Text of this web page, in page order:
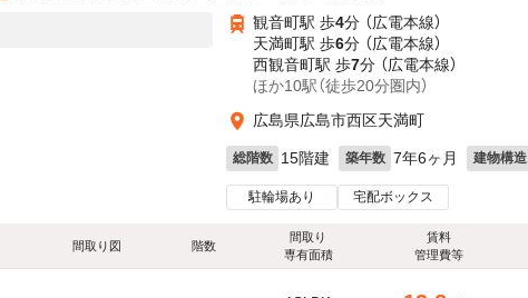
観音町駅 歩4分 （広電本線）
天満町駅 歩6分 （広電本線）
西観音町駅 歩7分 （広電本線）
ほか10駅（徒歩20分圏内）
広島県広島市西区天満町
総階数 15階建 築年数 7年6ヶ月 建物構造
駐輪場あり 宅配ボックス
間取り図 階数
間取り
専有面積
賃料
管理費等